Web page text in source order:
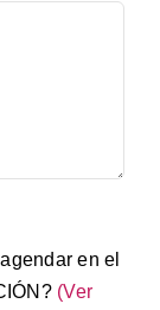
en el
(Ver